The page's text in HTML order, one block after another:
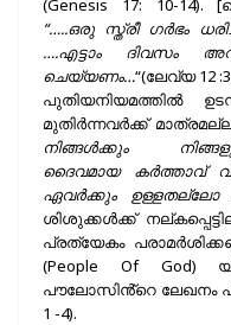
(Genesis 17: 10-
“…..ഒരു സ്ത്രീ ഗർഭം
….എട്ടാം ദിവസം
ചെയ്യണം…“(ലേവ്യ 12
പുതിയനിയമത്തിൽ
മുതിർന്നവർക്ക്
നിങ്ങൾക്കും
ദൈവമായ കർത്താവ്
ഏവർക്കും ഉള്ളതല്ലോ
ശിശുക്കൾക്ക്
പ്രത്യേകം
(People Of
പൗലോസിൻ്റെ ലേഖനം
1 -4).